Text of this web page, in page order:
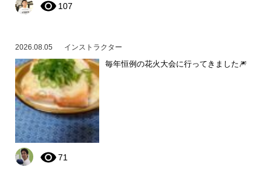
107
2026.08.05 インストラクター
毎年恒例の花火大会に行ってきました🎆
71